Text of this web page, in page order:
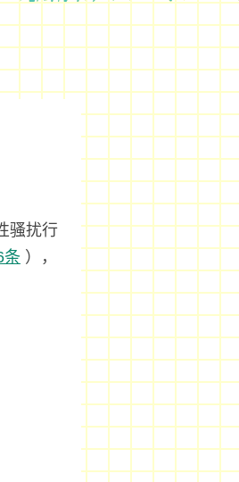
骚扰行
条），